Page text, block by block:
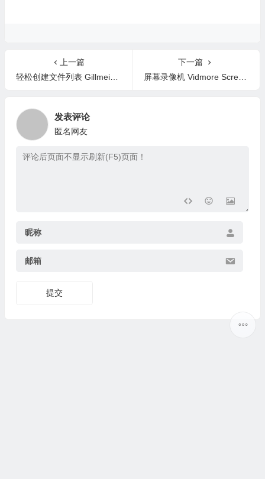
上一篇
轻松创建文件列表 Gillmeister Folder2List 3.28.7 英文版
下一篇
屏幕录像机 Vidmore Screen Recorder 2.0.56.0 中文版
发表评论
匿名网友
昵称
邮箱
提交